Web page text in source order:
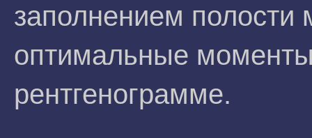
заполнением полости
оптимальные
рентгенограмме.